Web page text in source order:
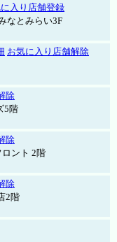
入り店舗登録
なとみらい3F
お気に入り店舗解除
除
5階
除
ント 2階
除
2階